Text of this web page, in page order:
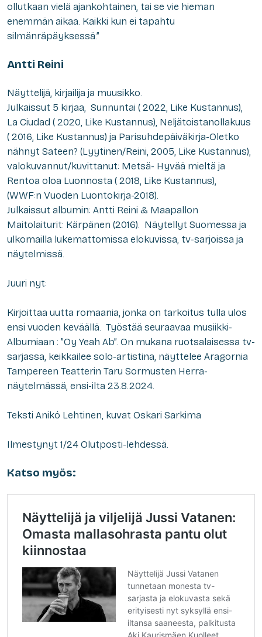
ollutkaan vielä ajankohtainen, tai se vie hieman
enemmän aikaa. Kaikki kun ei tapahtu
silmänräpäyksessä.”
Antti Reini
Näyttelijä, kirjailija ja muusikko.
Julkaissut 5 kirjaa, Sunnuntai ( 2022, Like Kustannus),
La Ciudad ( 2020, Like Kustannus), Neljätoistanollakuus
( 2016, Like Kustannus) ja Parisuhdepäiväkirja-Oletko
nähnyt Sateen? (Lyytinen/Reini, 2005, Like Kustannus),
valokuvannut/kuvittanut: Metsä- Hyvää mieltä ja
Rentoa oloa Luonnosta ( 2018, Like Kustannus),
(WWF:n Vuoden Luontokirja-2018).
Julkaissut albumin: Antti Reini & Maapallon
Maitolaiturit: Kärpänen (2016). Näytellyt Suomessa ja
ulkomailla lukemattomissa elokuvissa, tv-sarjoissa ja
näytelmissä.
Juuri nyt:
Kirjoittaa uutta romaania, jonka on tarkoitus tulla ulos
ensi vuoden keväällä. Työstää seuraavaa musiikki-
Albumiaan : ”Oy Yeah Ab”. On mukana ruotsalaisessa tv-
sarjassa, keikkailee solo-artistina, näyttelee Aragornia
Tampereen Teatterin Taru Sormusten Herra-
näytelmässä, ensi-ilta 23.8.2024.
Teksti Anikó Lehtinen, kuvat Oskari Sarkima
Ilmestynyt 1/24 Olutposti-lehdessä.
Katso myös: